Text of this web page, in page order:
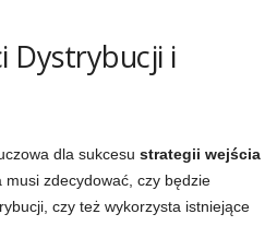
Dystrybucji i
dla sukcesu strategii wejścia
musi zdecydować, czy będzie
czy też wykorzysta istniejące